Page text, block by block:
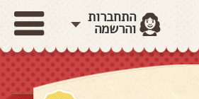
התחברות
והרשמה